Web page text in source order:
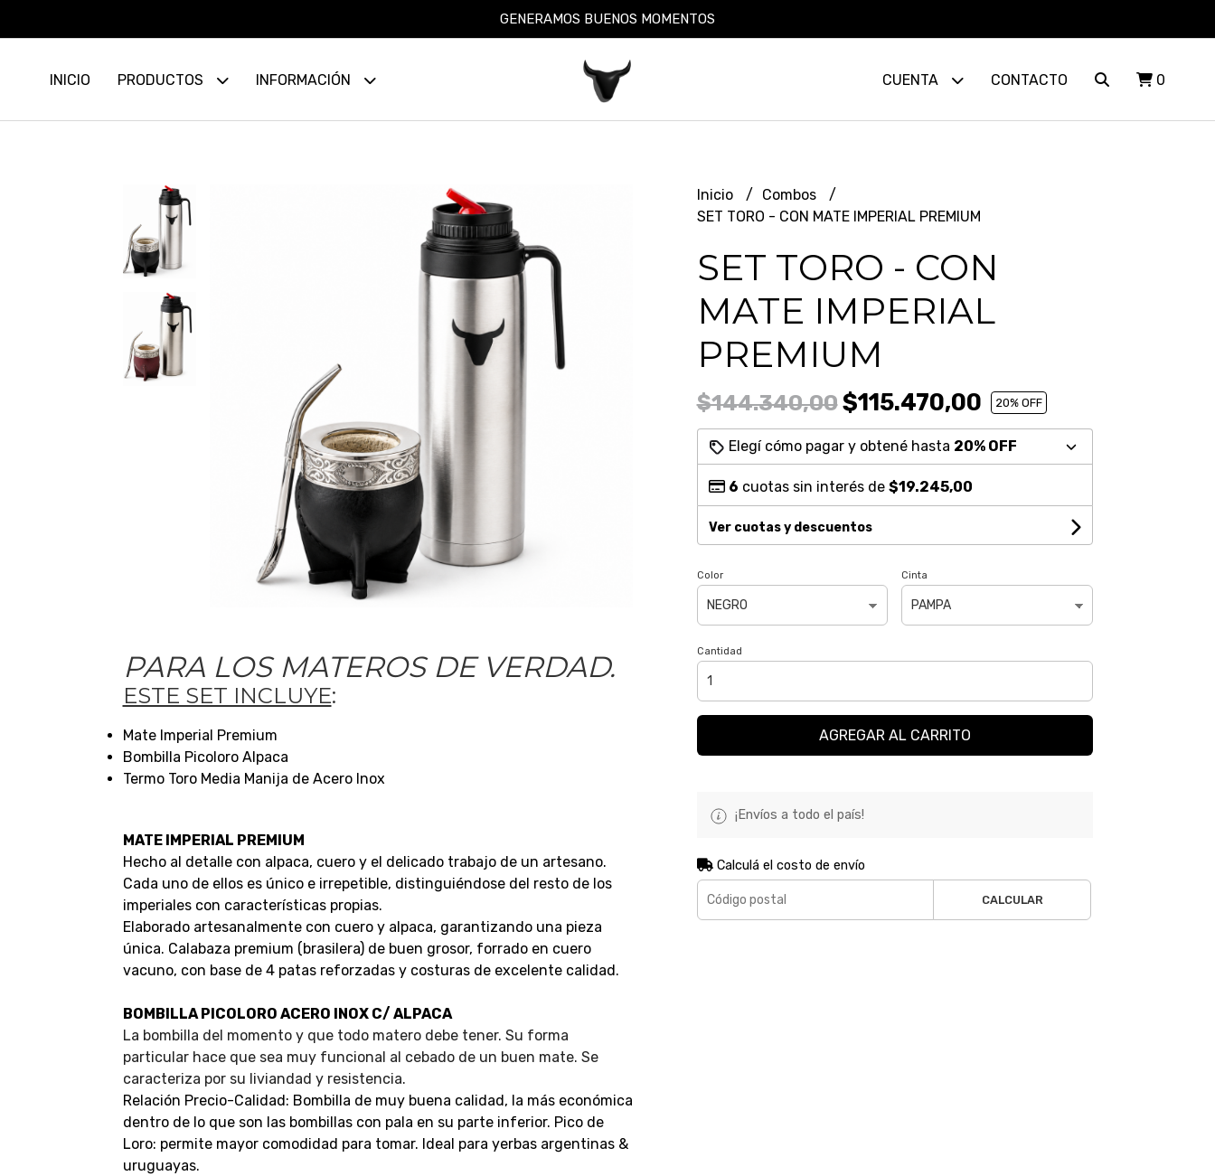
GENERAMOS BUENOS MOMENTOS
INICIO PRODUCTOS INFORMACIÓN CUENTA CONTACTO 0
PARA LOS MATEROS DE VERDAD.
ESTE SET INCLUYE:
Mate Imperial Premium
Bombilla Picoloro Alpaca
Termo Toro Media Manija de Acero Inox
MATE IMPERIAL PREMIUM
Hecho al detalle con alpaca, cuero y el delicado trabajo de un artesano.
Cada uno de ellos es único e irrepetible, distinguiéndose del resto de los
imperiales con características propias.
Elaborado artesanalmente con cuero y alpaca, garantizando una pieza
única. Calabaza premium (brasilera) de buen grosor, forrado en cuero
vacuno, con base de 4 patas reforzadas y costuras de excelente calidad.
BOMBILLA PICOLORO ACERO INOX C/ ALPACA
La bombilla del momento y que todo matero debe tener. Su forma
particular hace que sea muy funcional al cebado de un buen mate. Se
caracteriza por su liviandad y resistencia.
Relación Precio-Calidad: Bombilla de muy buena calidad, la más económica
dentro de lo que son las bombillas con pala en su parte inferior. Pico de
Loro: permite mayor comodidad para tomar. Ideal para yerbas argentinas &
uruguayas.
Inicio
Combos
SET TORO - CON MATE IMPERIAL PREMIUM
SET TORO - CON
MATE IMPERIAL
PREMIUM
$144.340,00$115.470,00 20% OFF
Elegí cómo pagar y obtené hasta 20% OFF
6 cuotas sin interés de $19.245,00
Ver cuotas y descuentos
Color Cinta
Cantidad
AGREGAR AL CARRITO
¡Envíos a todo el país!
Calculá el costo de envío
CALCULAR